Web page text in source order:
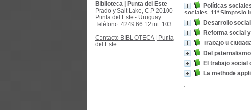
Políticas
sociales. 11º Simposio
Desarrollo
Reforma social
Trabajo u
Del
El trabajo social
La methode
Biblioteca | Punta del Este
Prado y Salt Lake, C.P 20100
Punta del Este - Uruguay
Teléfono: 4249 66 12 int. 103
Contacto BIBLIOTECA | Punta
del Este